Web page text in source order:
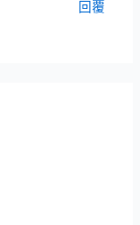
回覆